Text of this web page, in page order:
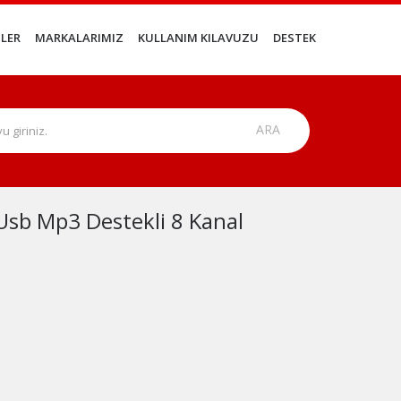
MARKALARIMIZ KULLANIM KILAVUZU DESTEK
Mp3 Destekli 8 Kanal